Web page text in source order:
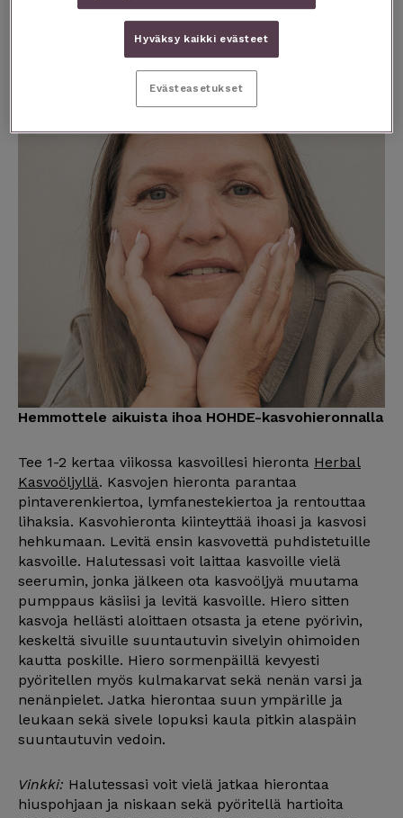
säteilemään.
Hemmottele aikuista ihoa HOHDE-kasvohieronnalla
Tee 1-2 kertaa viikossa kasvoillesi hieronta Herbal
Kasvoöljyllä. Kasvojen hieronta parantaa
pintaverenkiertoa, lymfanestekiertoa ja rentouttaa
lihaksia. Kasvohieronta kiinteyttää ihoasi ja kasvosi
hehkumaan. Levitä ensin kasvovettä puhdistetuille
kasvoille. Halutessasi voit laittaa kasvoille vielä
seerumin, jonka jälkeen ota kasvoöljyä muutama
pumppaus käsiisi ja levitä kasvoille. Hiero sitten
kasvoja hellästi aloittaen otsasta ja etene pyörivin,
keskeltä sivuille suuntautuvin sivelyin ohimoiden
kautta poskille. Hiero sormenpäillä kevyesti
pyöritellen myös kulmakarvat sekä nenän varsi ja
nenänpielet. Jatka hierontaa suun ympärille ja
leukaan sekä sivele lopuksi kaula pitkin alaspäin
suuntautuvin vedoin.
Vinkki: Halutessasi voit vielä jatkaa hierontaa
hiuspohjaan ja niskaan sekä pyöritellä hartioita
Hyväksy kaikki evästeet
Evästeasetukset